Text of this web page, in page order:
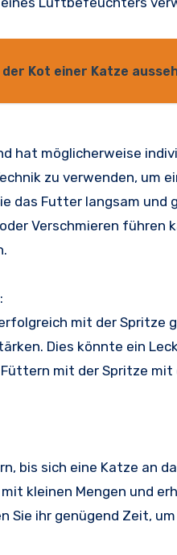
der Kot einer Katze
hat möglicherweise
zu verwenden, um
das Futter langsam und
Verschmieren führen
mit der Spritze
Dies könnte ein
mit der Spritze
bis sich eine Katze an
kleinen Mengen und
Sie ihr genügend Zeit,